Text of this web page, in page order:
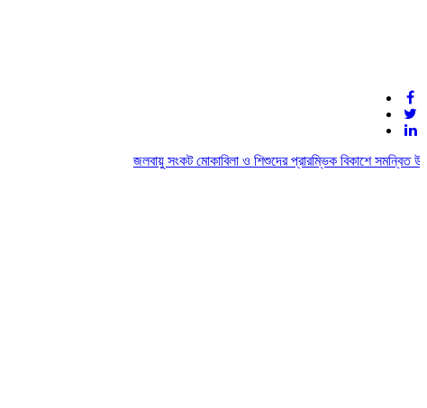
জলবায়ু সংকট মোকাবিলা ও শিশুদের প্রারম্ভিক বিকাশে সমন্বিত